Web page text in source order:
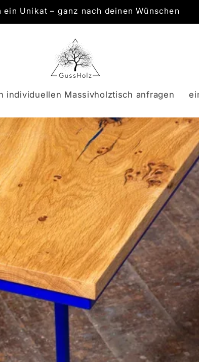
ein Unikat – ganz nach deinen Wünschen
individuellen Massivholztisch anfragen